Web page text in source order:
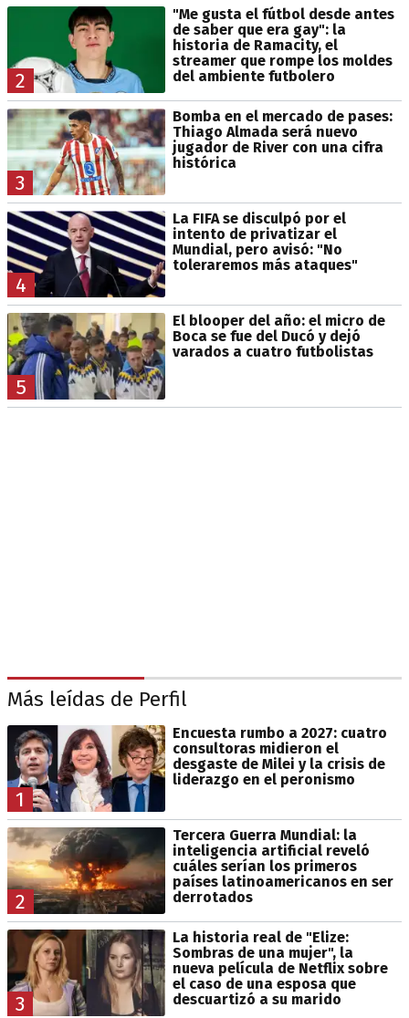
2
"Me gusta el fútbol desde antes
de saber que era gay": la
historia de Ramacity, el
streamer que rompe los moldes
del ambiente futbolero
3
Bomba en el mercado de pases:
Thiago Almada será nuevo
jugador de River con una cifra
histórica
4
La FIFA se disculpó por el
intento de privatizar el
Mundial, pero avisó: "No
toleraremos más ataques"
5
El blooper del año: el micro de
Boca se fue del Ducó y dejó
varados a cuatro futbolistas
Más leídas de Perfil
1
Encuesta rumbo a 2027: cuatro
consultoras midieron el
desgaste de Milei y la crisis de
liderazgo en el peronismo
2
Tercera Guerra Mundial: la
inteligencia artificial reveló
cuáles serían los primeros
países latinoamericanos en ser
derrotados
3
La historia real de "Elize:
Sombras de una mujer", la
nueva película de Netflix sobre
el caso de una esposa que
descuartizó a su marido